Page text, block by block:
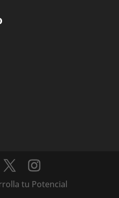
tu Potencial